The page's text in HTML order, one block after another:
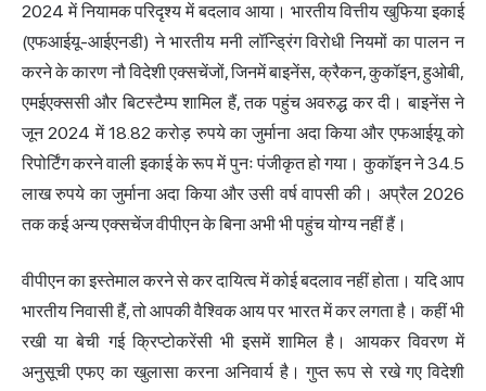
2024 में नियामक परिदृश्य में बदलाव आया। भारतीय वित्तीय खुफिया इकाई
(एफआईयू-आईएनडी) ने भारतीय मनी लॉन्ड्रिंग विरोधी नियमों का पालन न
करने के कारण नौ विदेशी एक्सचेंजों, जिनमें बाइनेंस, क्रैकन, कुकॉइन, हुओबी,
एमईएक्ससी और बिटस्टैम्प शामिल हैं, तक पहुंच अवरुद्ध कर दी। बाइनेंस ने
जून 2024 में 18.82 करोड़ रुपये का जुर्माना अदा किया और एफआईयू को
रिपोर्टिंग करने वाली इकाई के रूप में पुनः पंजीकृत हो गया। कुकॉइन ने 34.5
लाख रुपये का जुर्माना अदा किया और उसी वर्ष वापसी की। अप्रैल 2026
तक कई अन्य एक्सचेंज वीपीएन के बिना अभी भी पहुंच योग्य नहीं हैं।
वीपीएन का इस्तेमाल करने से कर दायित्व में कोई बदलाव नहीं होता। यदि आप
भारतीय निवासी हैं, तो आपकी वैश्विक आय पर भारत में कर लगता है। कहीं भी
रखी या बेची गई क्रिप्टोकरेंसी भी इसमें शामिल है। आयकर विवरण में
अनुसूची एफए का खुलासा करना अनिवार्य है। गुप्त रूप से रखे गए विदेशी